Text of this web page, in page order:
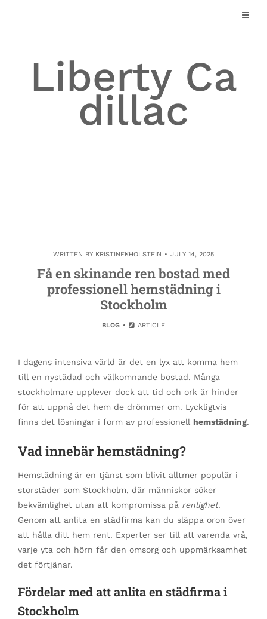
Liberty Ca
dillac
WRITTEN BY KRISTINEKHOLSTEIN JULY 14, 2025
Få en skinande ren bostad med
professionell hemstädning i
Stockholm
BLOG ARTICLE
I dagens intensiva värld är det en lyx att komma hem
till en nystädad och välkomnande bostad. Många
stockholmare upplever dock att tid och ork är hinder
för att uppnå det hem de drömmer om. Lyckligtvis
finns det lösningar i form av professionell hemstädning.
Vad innebär hemstädning?
Hemstädning är en tjänst som blivit alltmer populär i
storstäder som Stockholm, där människor söker
bekvämlighet utan att kompromissa på renlighet.
Genom att anlita en städfirma kan du släppa oron över
att hålla ditt hem rent. Experter ser till att varenda vrå,
varje yta och hörn får den omsorg och uppmärksamhet
det förtjänar.
Fördelar med att anlita en städfirma i
Stockholm